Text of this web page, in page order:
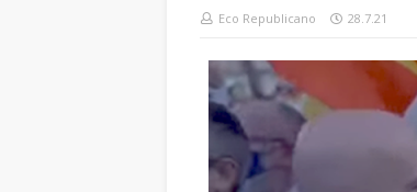
Eco Republicano 28.7.21